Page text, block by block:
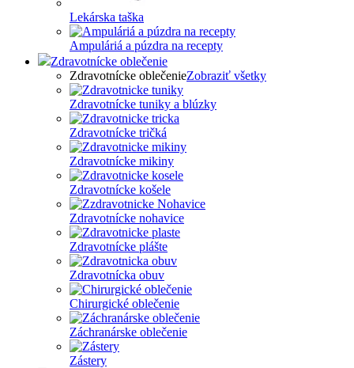
Lekárska taška
Ampuláriá a púzdra na recepty
Zdravotnícke oblečenie
Zdravotnícke oblečenieZobraziť všetky
Zdravotnícke tuniky a blúzky
Zdravotnícke tričká
Zdravotnícke mikiny
Zdravotnícke košele
Zdravotnícke nohavice
Zdravotnícke plášte
Zdravotnícka obuv
Chirurgické oblečenie
Záchranárske oblečenie
Zástery